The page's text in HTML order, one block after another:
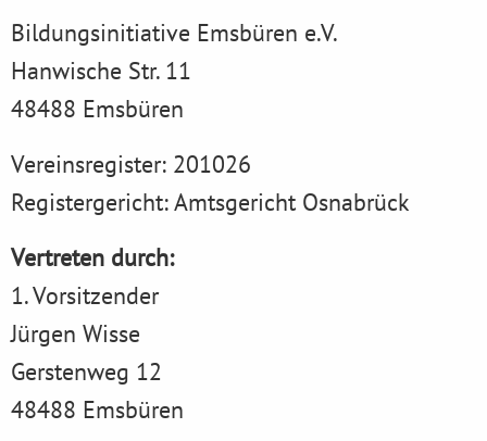
Bildungsinitiative Emsbüren e.V.
Hanwische Str. 11
48488 Emsbüren
Vereinsregister: 201026
Registergericht: Amtsgericht Osnabrück
Vertreten durch:
1. Vorsitzender
Jürgen Wisse
Gerstenweg 12
48488 Emsbüren